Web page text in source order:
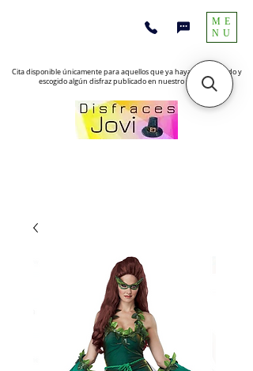
Cita disponible únicamente para aquellos que ya hayan encontrado y
escogido algún disfraz publicado en nuestro sitio web
ME
NU